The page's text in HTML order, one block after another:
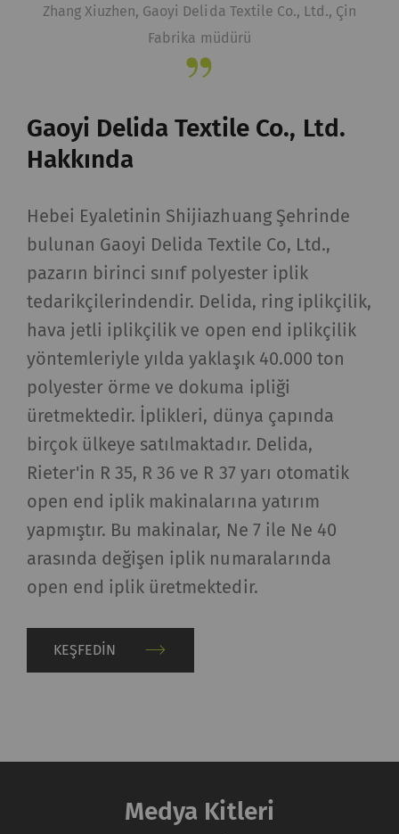
Zhang Xiuzhen, Gaoyi Delida Textile Co., Ltd., Çin
Fabrika müdürü
Gaoyi Delida Textile Co., Ltd.
Hakkında
Hebei Eyaletinin Shijiazhuang Şehrinde
bulunan Gaoyi Delida Textile Co, Ltd.,
pazarın birinci sınıf polyester iplik
tedarikçilerindendir. Delida, ring iplikçilik,
hava jetli iplikçilik ve open end iplikçilik
yöntemleriyle yılda yaklaşık 40.000 ton
polyester örme ve dokuma ipliği
üretmektedir. İplikleri, dünya çapında
birçok ülkeye satılmaktadır. Delida,
Rieter'in R 35, R 36 ve R 37 yarı otomatik
open end iplik makinalarına yatırım
yapmıştır. Bu makinalar, Ne 7 ile Ne 40
arasında değişen iplik numaralarında
open end iplik üretmektedir.
KEŞFEDIN
Medya Kitleri
etkinleştirirseniz
tarayıcınızı (en azından
IP adresinizi) harici
sunucuya aktarır.
üzerinde hiçbir kontrolü
yoktur. Daha fazla bilgi
policy 'lerine bakın.